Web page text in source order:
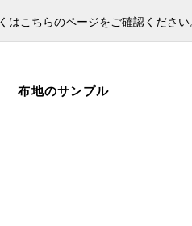
こちらのページをご確認ください
布地のサンプル